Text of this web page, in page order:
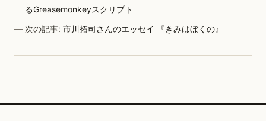
るGreasemonkeyスクリプト
次の記事:市川拓司さんのエッセイ 『きみはぼくの』